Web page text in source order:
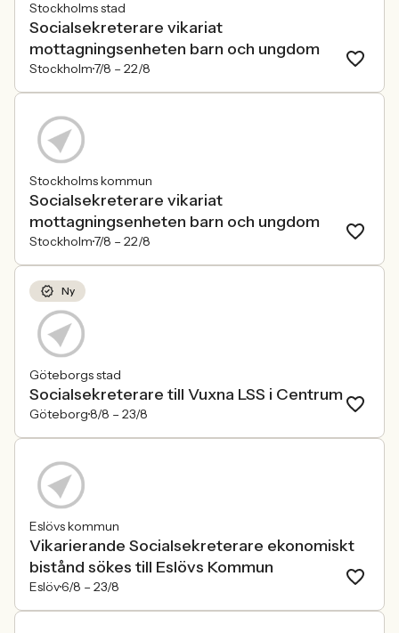
Stockholms stad
Socialsekreterare vikariat
mottagningsenheten barn och ungdom
Stockholm7/8 – 22/8
Stockholms kommun
Socialsekreterare vikariat
mottagningsenheten barn och ungdom
Stockholm7/8 – 22/8
Ny
Göteborgs stad
Socialsekreterare till Vuxna LSS i Centrum
Göteborg8/8 – 23/8
Eslövs kommun
Vikarierande Socialsekreterare ekonomiskt
bistånd sökes till Eslövs Kommun
Eslöv6/8 – 23/8